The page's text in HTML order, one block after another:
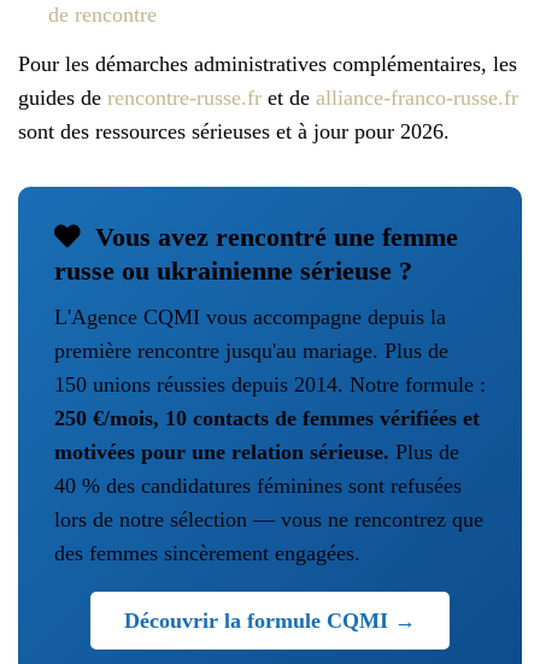
de rencontre
Pour les démarches administratives complémentaires, les
guides de rencontre-russe.fr et de alliance-franco-russe.fr
sont des ressources sérieuses et à jour pour 2026.
Vous avez rencontré une femme
russe ou ukrainienne sérieuse ?
L'Agence CQMI vous accompagne depuis la
première rencontre jusqu'au mariage. Plus de
150 unions réussies depuis 2014. Notre formule :
250 €/mois, 10 contacts de femmes vérifiées et
motivées pour une relation sérieuse. Plus de
40 % des candidatures féminines sont refusées
lors de notre sélection — vous ne rencontrez que
des femmes sincèrement engagées.
Découvrir la formule CQMI →